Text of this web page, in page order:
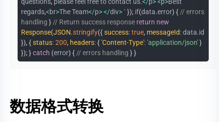
questions, please feel free to contact us.</p><p>Best
regards,<br>The Team</p></div>` }); if(data.error) {// errors
handling }// Return success response return new
Response(JSON.stringify({success:true, messageId:data.id
}), {status:200, headers:{'Content-Type':'application/json'}
});}catch (error) {// errors handling }}
数据格式转换